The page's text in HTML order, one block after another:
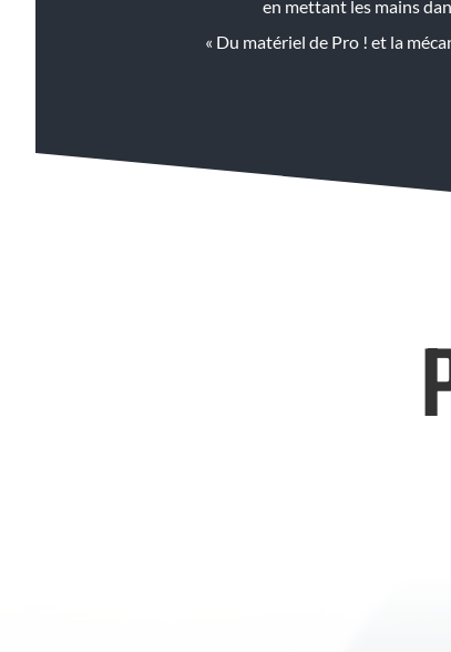
en mettant les mains
« Du matériel de Pro ! et la